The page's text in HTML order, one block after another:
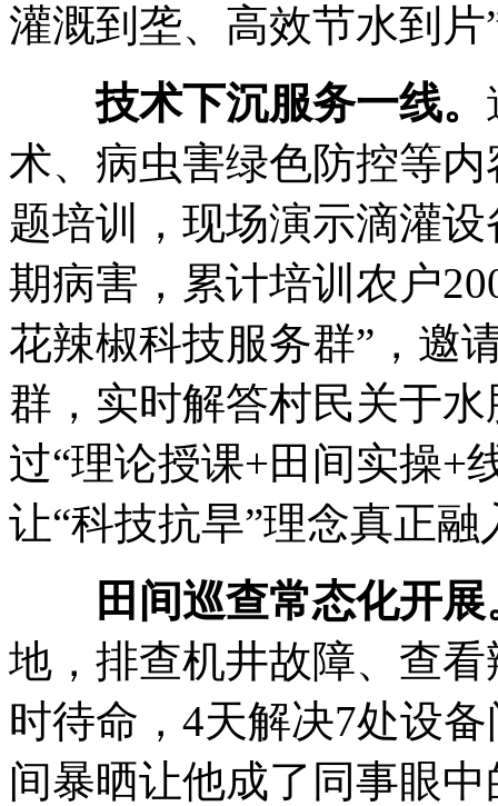
灌溉到垄、高效节水到片
技术下沉服务一线。
术、病虫害绿色防控等
题培训，现场演示滴灌
期病害，累计培训农户
花辣椒科技服务群”，邀
群，实时解答村民关于
过“理论授课+田间实操+
让“科技抗旱”理念真正
田间巡查常态化开展
地，排查机井故障、查
时待命，4天解决7处设
间暴晒让他成了同事眼